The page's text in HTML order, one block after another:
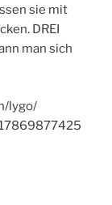
sie mit
DREI
man sich
lygo/